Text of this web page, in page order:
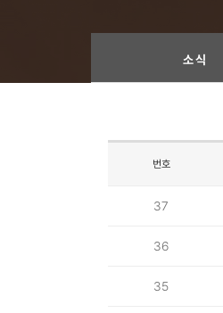
소식
번호
37
36
35